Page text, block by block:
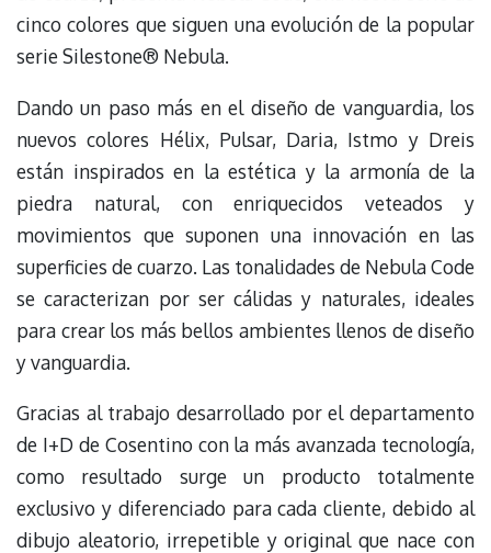
cinco colores que siguen una evolución de la popular
serie Silestone® Nebula.
Dando un paso más en el diseño de vanguardia, los
nuevos colores Hélix, Pulsar, Daria, Istmo y Dreis
están inspirados en la estética y la armonía de la
piedra natural, con enriquecidos veteados y
movimientos que suponen una innovación en las
superficies de cuarzo. Las tonalidades de Nebula Code
se caracterizan por ser cálidas y naturales, ideales
para crear los más bellos ambientes llenos de diseño
y vanguardia.
Gracias al trabajo desarrollado por el departamento
de I+D de Cosentino con la más avanzada tecnología,
como resultado surge un producto totalmente
exclusivo y diferenciado para cada cliente, debido al
dibujo aleatorio, irrepetible y original que nace con